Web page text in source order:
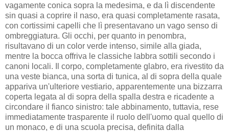
vagamente conica sopra la medesima, e da lì discendente
sin quasi a coprire il naso, era quasi completamente rasata,
con cortissimi capelli che lì presentavano un vago senso di
ombreggiatura. Gli occhi, per quanto in penombra,
risultavano di un color verde intenso, simile alla giada,
mentre la bocca offriva le classiche labbra sottili secondo i
canoni locali. Il corpo, completamente glabro, era rivestito da
una veste bianca, una sorta di tunica, al di sopra della quale
appariva un'ulteriore vestiario, apparentemente una bizzarra
coperta legata al di sopra della spalla destra e ricadente a
circondare il fianco sinistro: tale abbinamento, tuttavia, rese
immediatamente trasparente il ruolo dell'uomo qual quello di
un monaco, e di una scuola precisa, definita dalla